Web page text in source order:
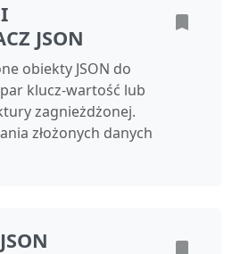
JSON
obiekty JSON do
klucz‑wartość lub
zagnieżdżonej.
złożonych danych